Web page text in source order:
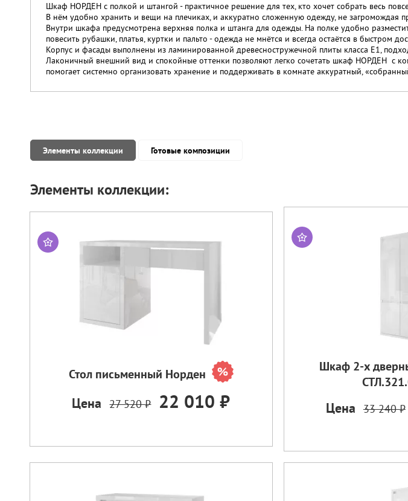
Шкаф НОРДЕН с полкой и штангой - практичное решение для тех, кто хочет собрать весь
В нём удобно хранить и вещи на плечиках, и аккуратно сложенную одежду, не загромождая
Внутри шкафа предусмотрена верхняя полка и штанга для одежды. На полке удобно
повесить рубашки, платья, куртки и пальто - одежда не мнётся и всегда остаётся в быстром
Корпус и фасады выполнены из ламинированной древесностружечной плиты класса Е1,
Лаконичный внешний вид и спокойные оттенки позволяют легко сочетать шкаф НОРДЕН с
помогает системно организовать хранение и поддерживать в комнате аккуратный,
Элементы коллекции Готовые композиции
Элементы коллекции:
Стол письменный Норден
Цена 27 520 ₽ 22 010 ₽
Шкаф 2-х
Цена 33 240 ₽